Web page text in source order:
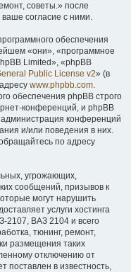
советы.» после
согласие с ними.
обеспечения
«они», «программное
Limited», «phpBB
Public License v2» (в
www.phpbb.com.
обеспечения phpBB строго
конференций, и phpBB
администрация конференций
и/или поведения в них.
по адресу
угрожающих,
сообщений, призывов к
могут нарушить
услуги хостинга
2107, ВАЗ 2104 и всего
тюнинг, ремонт,
размещения таких
отключению от
поставлен в известность,